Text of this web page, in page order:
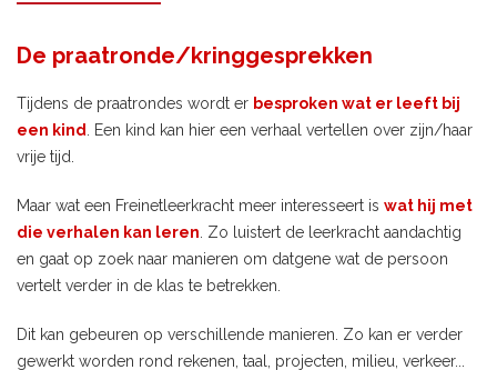
De praatronde/kringgesprekken
Tijdens de praatrondes wordt er besproken wat er leeft bij
een kind
. Een kind kan hier een verhaal vertellen over zijn/haar
vrije tijd.
Maar wat een Freinetleerkracht meer interesseert is wat hij met
die verhalen kan leren . Zo luistert de leerkracht aandachtig
en gaat op zoek naar manieren om datgene wat de persoon
vertelt verder in de klas te betrekken.
Dit kan gebeuren op verschillende manieren. Zo kan er verder
gewerkt worden rond rekenen, taal, projecten, milieu, verkeer...